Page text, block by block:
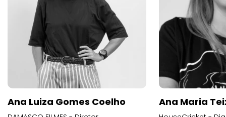
Ana Luiza Gomes Coelho Ana Maria